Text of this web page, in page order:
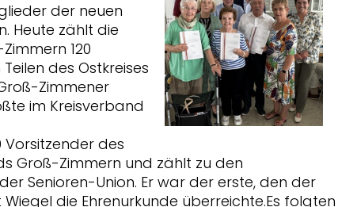
der neuen
Heute zählt die
120
des Ostkreises
Zimmener
im Kreisverband
Vorsitzender des
Groß-Zimmern und zählt zu den
Senioren-Union. Er war der erste, den der
die Ehrenurkunde überreichte.Es folgten